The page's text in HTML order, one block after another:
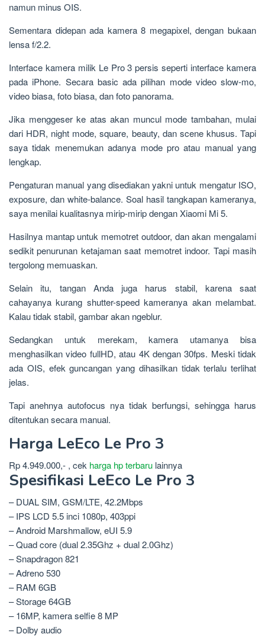
namun minus OIS.
Sementara didepan ada kamera 8 megapixel, dengan bukaan
lensa f/2.2.
Interface kamera milik Le Pro 3 persis seperti interface kamera
pada iPhone. Secara basic ada pilihan mode video slow-mo,
video biasa, foto biasa, dan foto panorama.
Jika menggeser ke atas akan muncul mode tambahan, mulai
dari HDR, night mode, square, beauty, dan scene khusus. Tapi
saya tidak menemukan adanya mode pro atau manual yang
lengkap.
Pengaturan manual yang disediakan yakni untuk mengatur ISO,
exposure, dan white-balance. Soal hasil tangkapan kameranya,
saya menilai kualitasnya mirip-mirip dengan Xiaomi Mi 5.
Hasilnya mantap untuk memotret outdoor, dan akan mengalami
sedikit penurunan ketajaman saat memotret indoor. Tapi masih
tergolong memuaskan.
Selain itu, tangan Anda juga harus stabil, karena saat
cahayanya kurang shutter-speed kameranya akan melambat.
Kalau tidak stabil, gambar akan ngeblur.
Sedangkan untuk merekam, kamera utamanya bisa
menghasilkan video fullHD, atau 4K dengan 30fps. Meski tidak
ada OIS, efek guncangan yang dihasilkan tidak terlalu terlihat
jelas.
Tapi anehnya autofocus nya tidak berfungsi, sehingga harus
ditentukan secara manual.
Harga LeEco Le Pro 3
Rp 4.949.000,- , cek harga hp terbaru lainnya
Spesifikasi LeEco Le Pro 3
– DUAL SIM, GSM/LTE, 42.2Mbps
– IPS LCD 5.5 inci 1080p, 403ppi
– Android Marshmallow, eUI 5.9
– Quad core (dual 2.35Ghz + dual 2.0Ghz)
– Snapdragon 821
– Adreno 530
– RAM 6GB
– Storage 64GB
– 16MP, kamera selfie 8 MP
– Dolby audio